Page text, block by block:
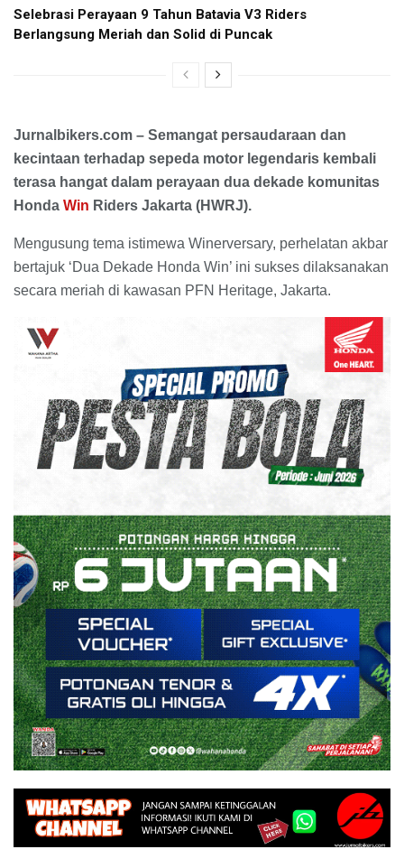
Selebrasi Perayaan 9 Tahun Batavia V3 Riders
Berlangsung Meriah dan Solid di Puncak
Jurnalbikers.com – Semangat persaudaraan dan
kecintaan terhadap sepeda motor legendaris kembali
terasa hangat dalam perayaan dua dekade komunitas
Honda Win Riders Jakarta (HWRJ).
Mengusung tema istimewa Winerversary, perhelatan akbar
bertajuk ‘Dua Dekade Honda Win’ ini sukses dilaksanakan
secara meriah di kawasan PFN Heritage, Jakarta.